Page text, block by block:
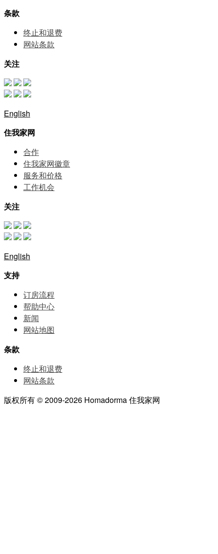
条款
终止和退费
网站条款
关注
English
住我家网
合作
住我家网徽章
服务和价格
⼯作机会
关注
English
支持
订房流程
帮助中⼼
新闻
网站地图
条款
终止和退费
网站条款
版权所有 © 2009-2026 Homadorma 住我家网